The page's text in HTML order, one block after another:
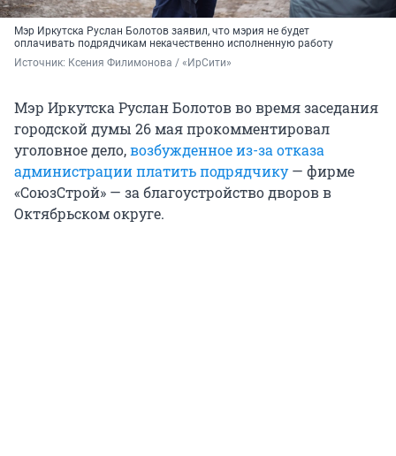
Мэр Иркутска Руслан Болотов заявил, что мэрия не будет
оплачивать подрядчикам некачественно исполненную работу
Источник: Ксения Филимонова / «ИрСити»
Мэр Иркутска Руслан Болотов во время заседания
городской думы 26 мая прокомментировал
уголовное дело,возбужденное из-за отказа
администрации платить подрядчику— фирме
«СоюзСтрой» — за благоустройство дворов в
Октябрьском округе.